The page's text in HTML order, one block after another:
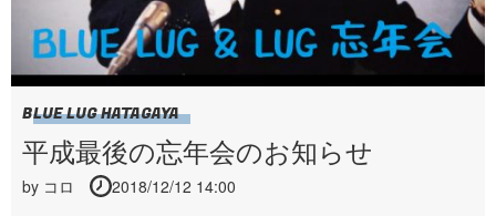
BLUE LUG HATAGAYA
平成最後の忘年会のお知らせ
by コロ 2018/12/12 14:00